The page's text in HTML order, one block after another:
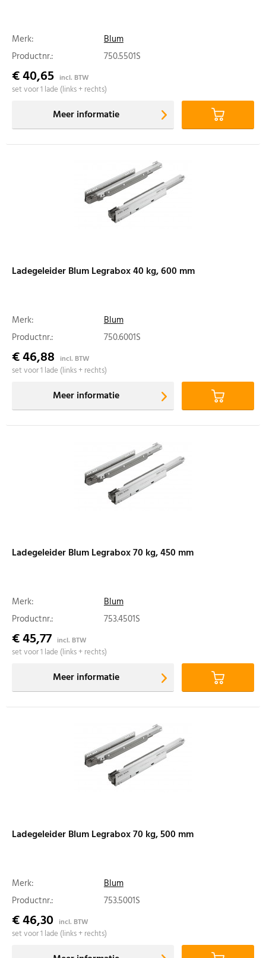
Merk:
Blum
Productnr.:
750.5501S
€ 40,65 incl. BTW
set voor 1 lade (links + rechts)
Meer informatie
Ladegeleider Blum Legrabox 40 kg, 600 mm
Merk:
Blum
Productnr.:
750.6001S
€ 46,88 incl. BTW
set voor 1 lade (links + rechts)
Meer informatie
Ladegeleider Blum Legrabox 70 kg, 450 mm
Merk:
Blum
Productnr.:
753.4501S
€ 45,77 incl. BTW
set voor 1 lade (links + rechts)
Meer informatie
Ladegeleider Blum Legrabox 70 kg, 500 mm
Merk:
Blum
Productnr.:
753.5001S
€ 46,30 incl. BTW
set voor 1 lade (links + rechts)